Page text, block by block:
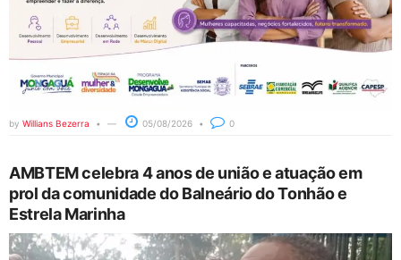
by Willians Bezerra 05/08/2026 0
AMBTEM celebra 4 anos de união e atuação em
prol da comunidade do Balneário do Tonhão e
Estrela Marinha